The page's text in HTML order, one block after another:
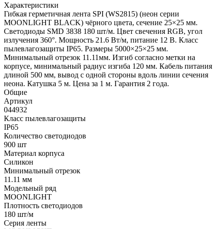
Характеристики
Гибкая герметичная лента SPI (WS2815) (неон серии
MOONLIGHT BLACK) чёрного цвета, сечение 25×25 мм.
Светодиоды SMD 3838 180 шт/м. Цвет свечения RGB, угол
излучения 360°. Мощность 21.6 Вт/м, питание 12 В. Класс
пылевлагозащиты IP65. Размеры 5000×25×25 мм.
Минимальный отрезок 11.11мм. Изгиб согласно метки на
корпусе, минимальный радиус изгиба 120 мм. Кабель питания
длиной 500 мм, вывод с одной стороны вдоль линии сечения
неона. Катушка 5 м. Цена за 1 м. Гарантия 2 года.
Общие
Артикул
044932
Класс пылевлагозащиты
IP65
Количество светодиодов
900 шт
Материал корпуса
Силикон
Минимальный отрезок
11.11 мм
Модельный ряд
MOONLIGHT
Плотность светодиодов
180 шт/м
Серия ленты